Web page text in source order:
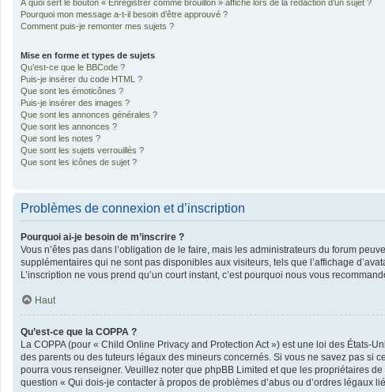
À quoi sert le bouton « Enregistrer comme brouillon » affiché lors de la rédaction d’un sujet ?
Pourquoi mon message a-t-il besoin d’être approuvé ?
Comment puis-je remonter mes sujets ?
Mise en forme et types de sujets
Qu’est-ce que le BBCode ?
Puis-je insérer du code HTML ?
Que sont les émoticônes ?
Puis-je insérer des images ?
Que sont les annonces générales ?
Que sont les annonces ?
Que sont les notes ?
Que sont les sujets verrouillés ?
Que sont les icônes de sujet ?
Problèmes de connexion et d’inscription
Pourquoi ai-je besoin de m’inscrire ?
Vous n’êtes pas dans l’obligation de le faire, mais les administrateurs du forum
supplémentaires qui ne sont pas disponibles aux visiteurs, tels que l’affichage
L’inscription ne vous prend qu’un court instant, c’est pourquoi nous vous
Haut
Qu’est-ce que la COPPA ?
La COPPA (pour « Child Online Privacy and Protection Act ») est une loi des
des parents ou des tuteurs légaux des mineurs concernés. Si vous ne savez pas si
pourra vous renseigner. Veuillez noter que phpBB Limited et que les propriétaires
question « Qui dois-je contacter à propos de problèmes d’abus ou d’ordres légaux